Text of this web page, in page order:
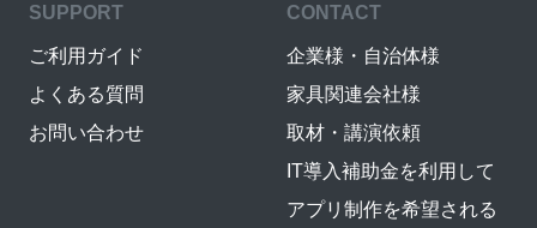
SUPPORT
ご利用ガイド
よくある質問
お問い合わせ
CONTACT
企業様・自治体様
家具関連会社様
取材・講演依頼
IT導入補助金を利用して
アプリ制作を希望される